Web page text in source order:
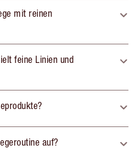
mit reinen
feine Linien und
auf?